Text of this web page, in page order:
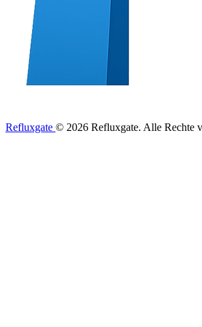
Refluxgate © 2026 Refluxgate. Alle Rechte